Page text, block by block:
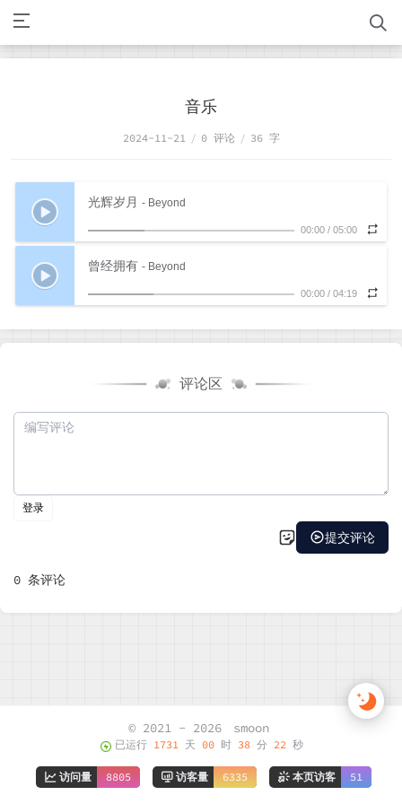
音乐
2024-11-21 / 0 评论 / 36 字
光辉岁月 - Beyond
00:00 / 05:00
曾经拥有 - Beyond
00:00 / 04:19
评论区
© 2021 - 2026 smoon
已运行 1731天 00时 38分 22秒
访问量 8805 访客量 6335 本页访客 51